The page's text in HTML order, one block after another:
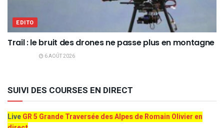
EDITO
Trail : le bruit des drones ne passe plus en montagne
6 AOÛT 2026
SUIVI DES COURSES EN DIRECT
LiveGR 5 Grande Traversée des Alpes de Romain Olivier en